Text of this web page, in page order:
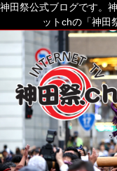
神田祭公式ブログです。
ットchの「神田